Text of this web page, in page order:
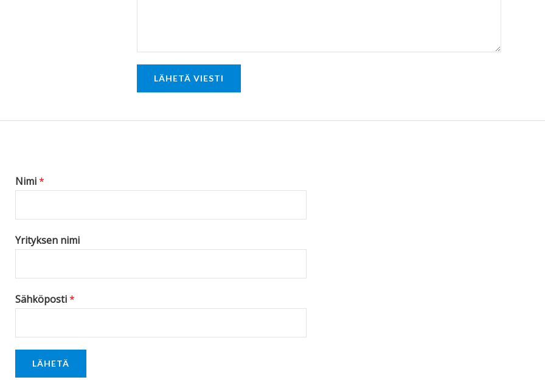
o
r
s
e
LÄHETÄ VIESTI
Nimi*
Yrityksen nimi
Sähköposti*
LÄHETÄ